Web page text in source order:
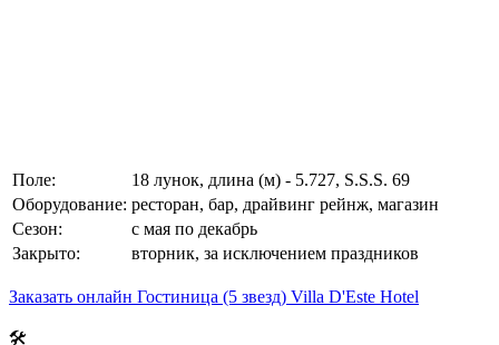
Поле:
18 лунок, длина (м) - 5.727, S.S.S. 69
Оборудование: ресторан, бар, драйвинг рейнж, магазин
Сезон:
с мая по декабрь
Закрыто:
вторник, за исключением праздников
Заказать онлайн Гостиница (5 звезд) Villa D'Este Hotel
🛠